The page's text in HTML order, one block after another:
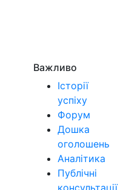
Важливо
Історії
успіху
Форум
Дошка
оголошень
Аналітика
Публічні
консультації